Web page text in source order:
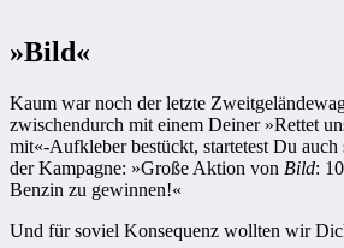
»Bild«
Kaum war noch der letzte
zwischendurch mit einem Deiner »Rettet
mit«-Aufkleber bestückt, startetest Du auch
der Kampagne: »Große Aktion von Bild:
Benzin zu gewinnen!«
Und für soviel Konsequenz wollten wir